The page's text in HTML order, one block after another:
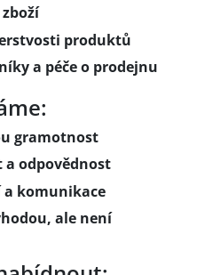
produktů
a péče o prodejnu
gramotnost
a odpovědnost
komunikace
ale není